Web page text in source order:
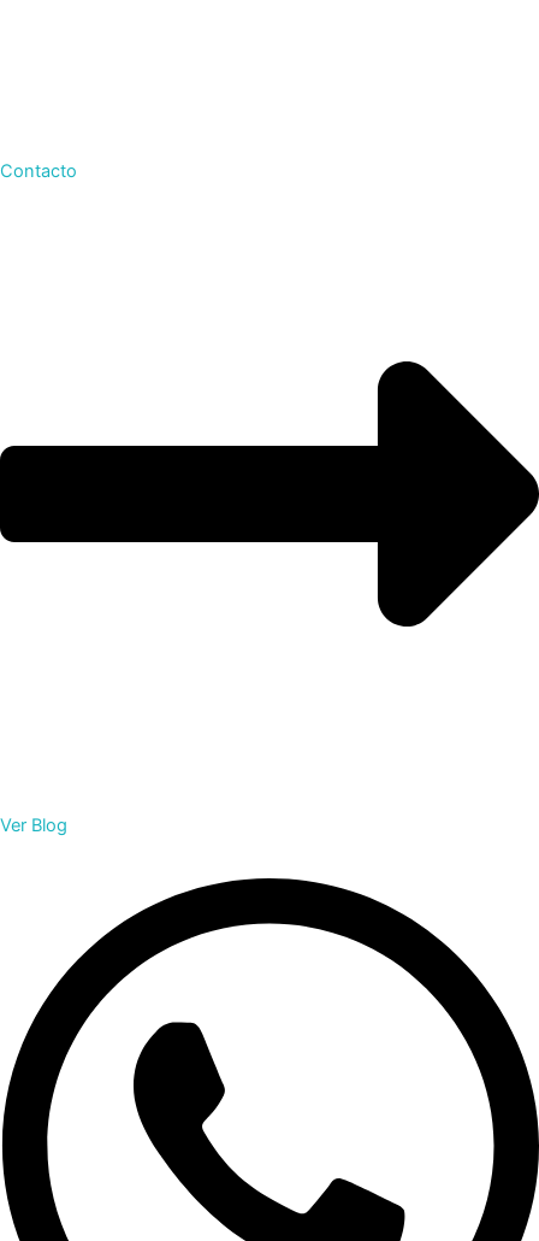
Contacto
Ver Blog